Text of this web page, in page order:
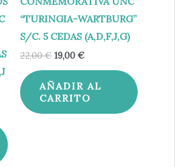
“TURINGIA-WARTBURG”
S/C. 5 CEDAS (A,D,F,J,G)
22,00€ 19,00€
AÑADIR AL
CARRITO